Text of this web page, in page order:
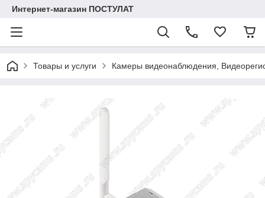
Интернет-магазин ПОСТУЛАТ
Товары и услуги Камеры видеонаблюдения,